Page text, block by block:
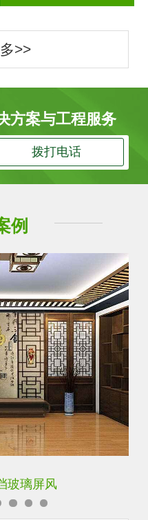
>>
方案与工程服务
拨打电话
例
断